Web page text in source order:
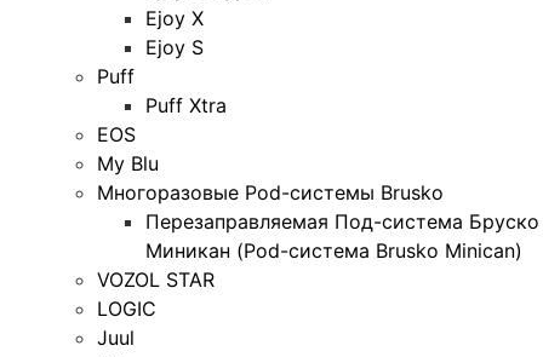
Ejoy X
Ejoy S
Puff
Puff Xtra
EOS
My Blu
Многоразовые Pod-системы Brusko
Перезаправляемая Под-система Бруско
Миникан (Pod-система Brusko Minican)
VOZOL STAR
LOGIC
Juul